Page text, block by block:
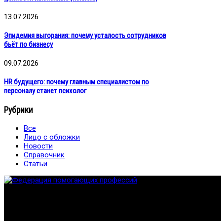
13.07.2026
Эпидемия выгорания: почему усталость сотрудников
бьёт по бизнесу
09.07.2026
HR будущего: почему главным специалистом по
персоналу станет психолог
Рубрики
Все
Лицо с обложки
Новости
Справочник
Статьи